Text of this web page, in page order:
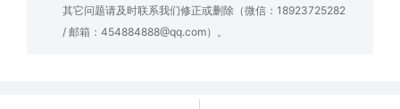
其它问题请及时联系我们修正或删除（微信：18923725282
/ 邮箱：454884888@qq.com）。